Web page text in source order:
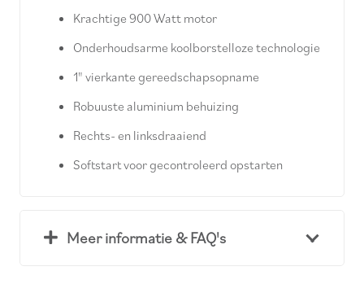
Krachtige 900 Watt motor
Onderhoudsarme koolborstelloze technologie
1" vierkante gereedschapsopname
Robuuste aluminium behuizing
Rechts- en linksdraaiend
Softstart voor gecontroleerd opstarten
Meer informatie & FAQ's